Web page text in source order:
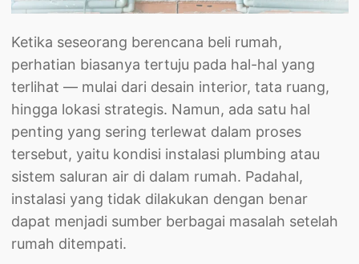
Ketika seseorang berencana beli rumah,
perhatian biasanya tertuju pada hal-hal yang
terlihat — mulai dari desain interior, tata ruang,
hingga lokasi strategis. Namun, ada satu hal
penting yang sering terlewat dalam proses
tersebut, yaitu kondisi instalasi plumbing atau
sistem saluran air di dalam rumah. Padahal,
instalasi yang tidak dilakukan dengan benar
dapat menjadi sumber berbagai masalah setelah
rumah ditempati.